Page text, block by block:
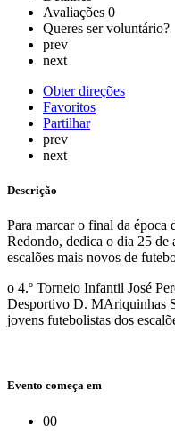
Avaliações 0
Queres ser voluntário?
prev
next
Obter direções
Favoritos
Partilhar
prev
next
Descrição
Para marcar o final da
Redondo, dedica o dia 25 de
escalões mais novos de
o 4.º Torneio Infantil José
Desportivo D. MAriquinhas
jovens futebolistas dos
Evento começa em
00